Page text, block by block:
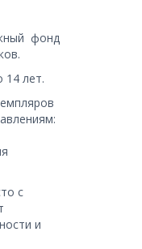
фонд
14 лет.
с
и